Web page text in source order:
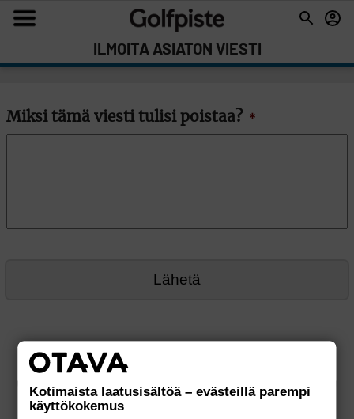
ILMOITA ASIATON VIESTI
Miksi tämä viesti tulisi poistaa? *
Kotimaista laatusisältöä – evästeillä parempi
käyttökokemus